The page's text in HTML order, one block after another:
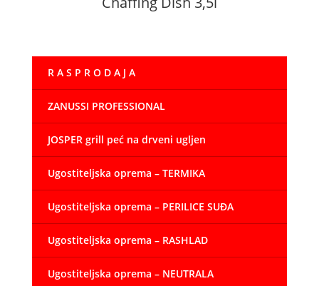
R A S P R O D A J A
ZANUSSI PROFESSIONAL
JOSPER grill peć na drveni ugljen
Ugostiteljska oprema – TERMIKA
Ugostiteljska oprema – PERILICE SUĐA
Ugostiteljska oprema – RASHLAD
Ugostiteljska oprema – NEUTRALA